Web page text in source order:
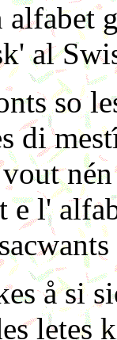
al
so
di
e l'
å si
letes